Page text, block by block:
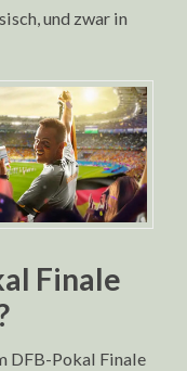
und zwar in
Finale
DFB-Pokal Finale